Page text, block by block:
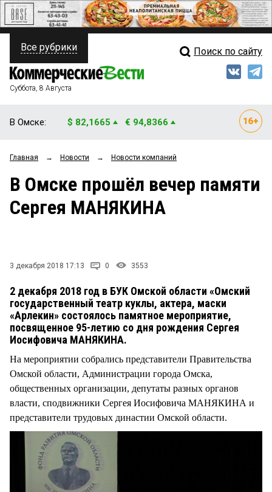
ПОЛИТИКА
ФИНАНСЫ
ОБЩЕСТВО
ЗАКОН
НОВОСТИ КОМПАНИЙ
СТИЛЬ ЖИЗНИ
Свежий выпуск
Мнения
Рейтинги
Блоги
Все рубрики Поиск по сайту
Суббота, 8 Августа
В Омске: $ 82,1665 € 94,8366
Главная → Новости → Новости компаний
В Омске прошёл вечер памяти
Сергея МАНЯКИНА
3 декабря 2018 17:13 0 3553
2 декабря 2018 год в БУК Омской области «Омский
государственный театр куклы, актера, маски
«Арлекин» состоялось памятное мероприятие,
посвященное 95-летию со дня рождения Сергея
Иосифовича МАНЯКИНА.
На мероприятии собрались представители Правительства
Омской области, Администрации города Омска,
общественных организации, депутаты разных органов
власти, сподвижники Сергея Иосифовича МАНЯКИНА и
представители трудовых династии Омской области.